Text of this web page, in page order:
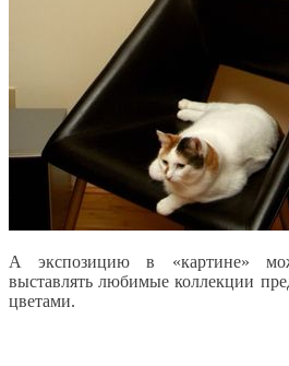
А экспозицию в «картине»
выставлять любимые коллекции
цветами.